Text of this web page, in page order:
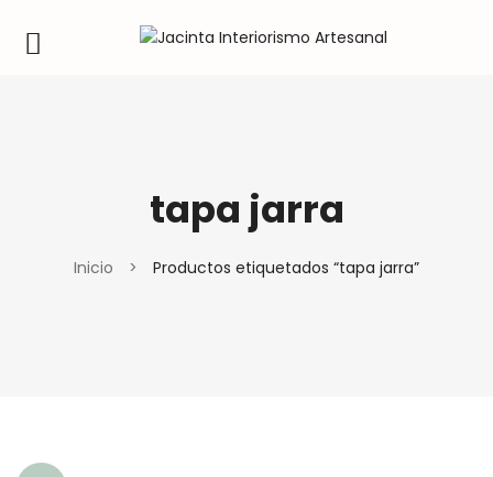
tapa jarra
Inicio > Productos etiquetados “tapa jarra”